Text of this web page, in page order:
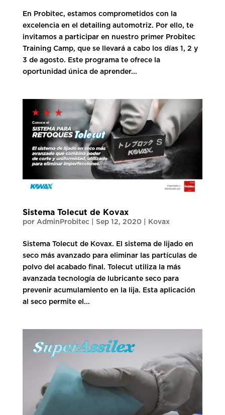
En Probitec, estamos comprometidos con la
excelencia en el detailing automotriz. Por ello, te
invitamos a participar en nuestro primer Probitec
Training Camp, que se llevará a cabo los días 1, 2 y
3 de agosto. Este programa te ofrece la
oportunidad única de aprender...
Sistema Tolecut de Kovax
por AdminProbitec| Sep 12, 2020| Kovax
Sistema Tolecut de Kovax. El sistema de lijado en
seco más avanzado para eliminar las partículas de
polvo del acabado final. Tolecut utiliza la más
avanzada tecnología de lubricante seco para
prevenir acumulamiento en la lija. Esta aplicación
al seco permite el...